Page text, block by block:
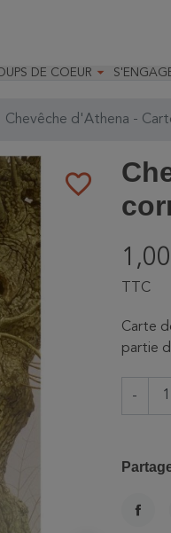
DE COEUR 
Faire un
Chevêche d'Athena -
favorite_border
TTC
Carte
partie
-